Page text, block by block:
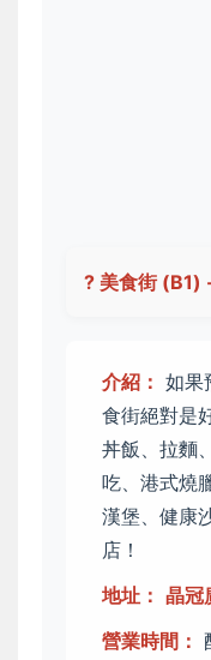
? 美食街 (B1)
介紹： 如果
食街絕對是
丼飯、拉麵
吃、港式燒
漢堡、健康
店！
地址： 晶冠
營業時間：